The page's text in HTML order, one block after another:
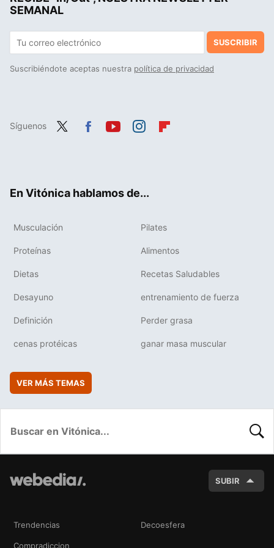
SEMANAL
SUSCRIBIR
Suscribiéndote aceptas nuestra política de privacidad
Síguenos
En Vitónica hablamos de...
Musculación Pilates
Proteínas Alimentos
Dietas Recetas Saludables
Desayuno entrenamiento de fuerza
Definición Perder grasa
cenas protéicas ganar masa muscular
VER MÁS TEMAS
SUBIR
Trendencias Decoesfera
Compradiccion